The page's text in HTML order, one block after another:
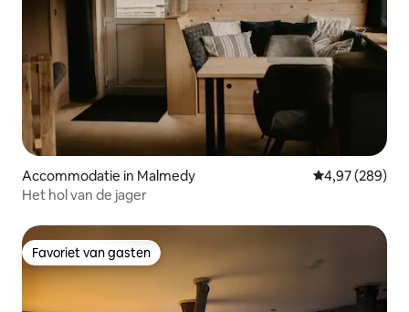
Accommodatie in Malmedy Gemiddelde
4,97 (289)
Het hol van de jager
Favoriet van gasten
Favoriet van gasten